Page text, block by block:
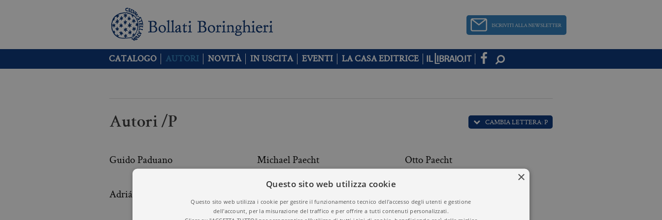
CATALOGO AUTORI NOVITÀ IN USCITA EVENTI LA CASA EDITRICE
Autori /P CAMBIA LETTERA: P
Guido Paduano Michael Paecht Otto Paecht
Adrián Paenza
×
Questo sito web utilizza cookie
Questo sito web utilizza i cookie per gestire il funzionamento tecnico dell'accesso degli utenti e gestione
dell'account, per la misurazione del traffico e per offrire a tutti contenuti personalizzati.